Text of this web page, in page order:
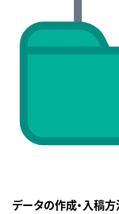
データの作成・入稿